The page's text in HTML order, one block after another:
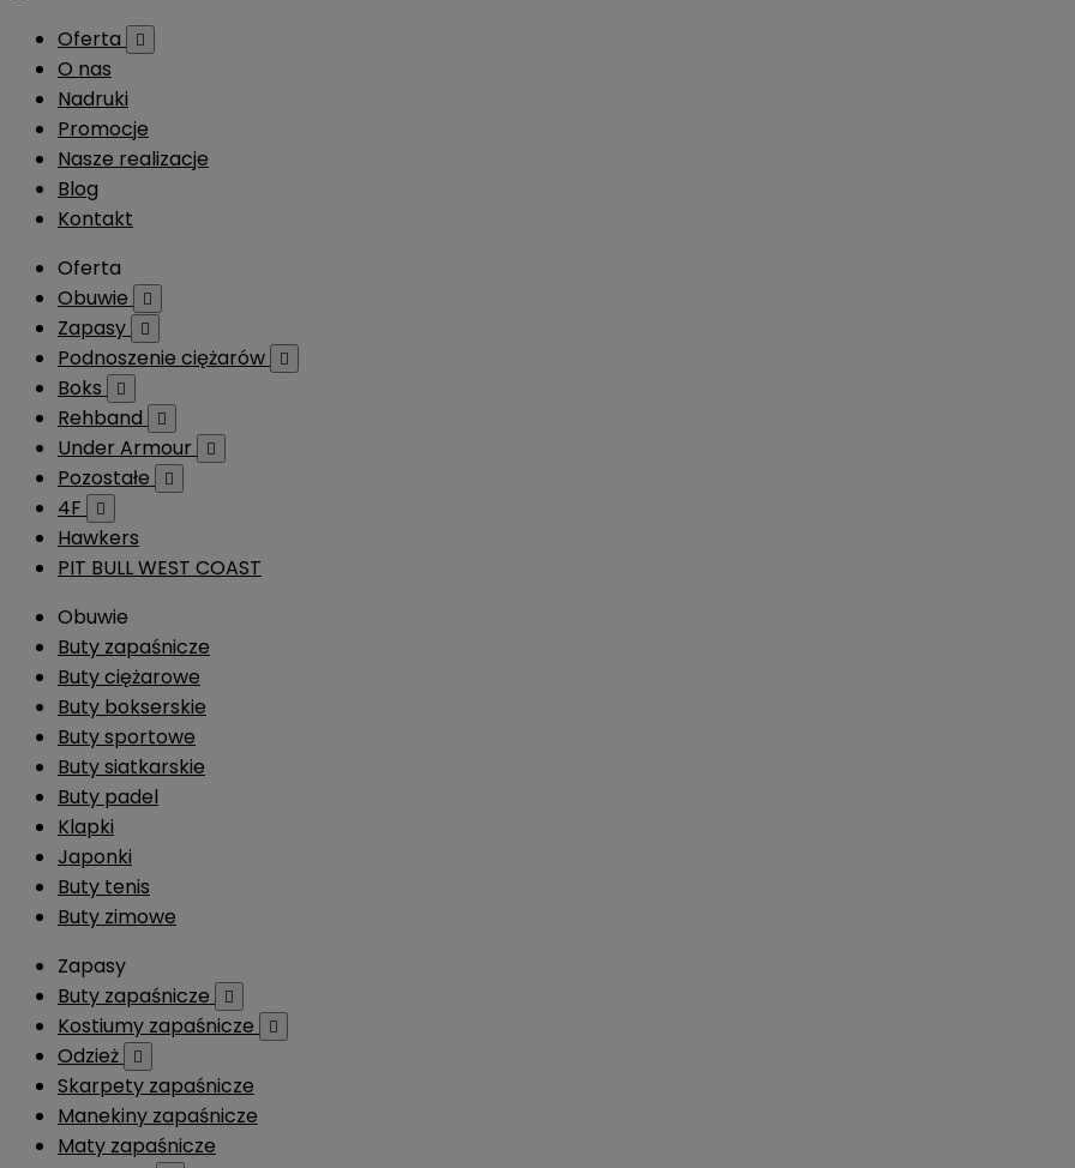
Oferta 
O nas
Nadruki
Promocje
Nasze realizacje
Blog
Kontakt
Oferta
Obuwie

Zapasy 
Podnoszenie ciężarów 
Boks 
Rehband 
Under Armour 
Pozostałe 
4F 
Hawkers
PIT BULL WEST COAST
Obuwie
Buty zapaśnicze
Buty ciężarowe
Buty bokserskie
Buty sportowe
Buty siatkarskie
Buty padel
Klapki
Japonki
Buty tenis
Buty zimowe
Zapasy
Buty zapaśnicze

Kostiumy zapaśnicze 
Odzież 
Skarpety zapaśnicze
Manekiny zapaśnicze
Maty zapaśnicze